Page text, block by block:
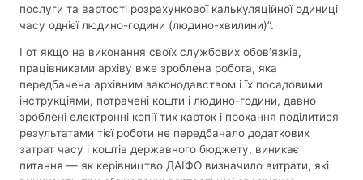
послуги та вартості розрахункової калькуляційної одиниці
часу однієї людино-години (людино-хвилини)”.
І от якщо на виконання своїх службових обов’язків,
працівниками архіву вже зроблена робота, яка
передбачена архівним законодавством і їх посадовими
інструкціями, потрачені кошти і людино-години, давно
зроблені електронні копії тих карток і прохання поділитися
результатами тієї роботи не передбачало додаткових
затрат часу і коштів державного бюджету, виникає
питання — як керівництво ДАІФО визначило витрати, які